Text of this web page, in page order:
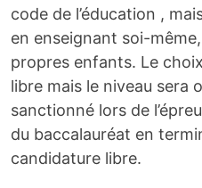
code de l’éducation ,
en enseignant soi-
propres enfants. Le
libre mais le niveau sera
sanctionné lors de
du baccalauréat en
candidature libre.